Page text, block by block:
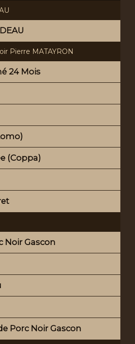
Pierre MATAYRON
24 Mois
(Coppa)
Noir Gascon
Porc Noir Gascon